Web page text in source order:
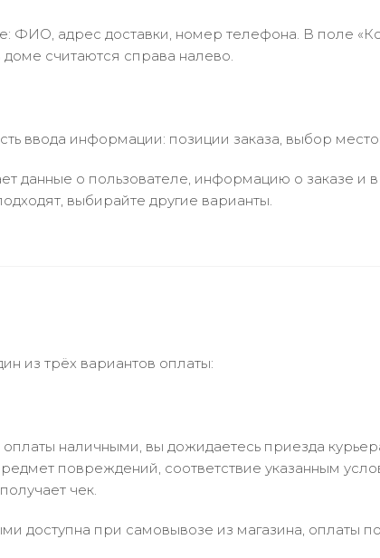
ФИО, адрес доставки, номер телефона. В поле
считаются справа налево.
ввода информации: позиции заказа, выбор
данные о пользователе, информацию о заказе и
выбирайте другие варианты.
из трёх вариантов оплаты:
наличными, вы дожидаетесь приезда
повреждений, соответствие указанным
чек.
доступна при самовывозе из магазина, оплаты